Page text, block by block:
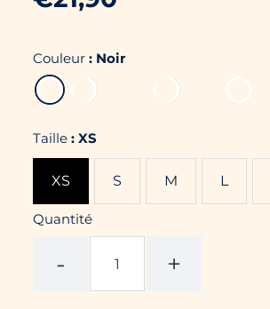
habituel
UNITAIRE
PAR
Couleur: Noir
Taille:XS
XS S M L
Quantité
- +